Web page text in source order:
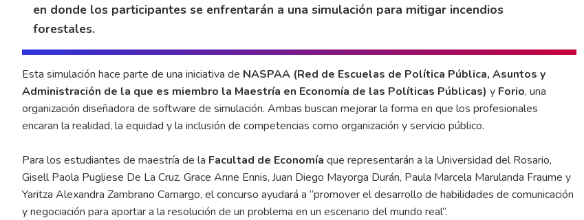
en donde los participantes se enfrentarán a una simulación para mitigar incendios
forestales.
Esta simulación hace parte de una iniciativa de NASPAA (Red de Escuelas de Política Pública, Asuntos y
Administración de la que es miembro la Maestría en Economía de las Políticas Públicas) y Forio, una
organización diseñadora de software de simulación. Ambas buscan mejorar la forma en que los profesionales
encaran la realidad, la equidad y la inclusión de competencias como organización y servicio público.
Para los estudiantes de maestría de la Facultad de Economía que representarán a la Universidad del Rosario,
Gisell Paola Pugliese De La Cruz, Grace Anne Ennis, Juan Diego Mayorga Durán, Paula Marcela Marulanda Fraume y
Yaritza Alexandra Zambrano Camargo, el concurso ayudará a “promover el desarrollo de habilidades de comunicación
y negociación para aportar a la resolución de un problema en un escenario del mundo real”.